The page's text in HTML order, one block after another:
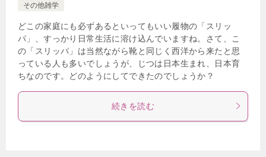
その他雑学
どこの家庭にも必ずあるといってもいい履物の「スリッ
パ」、すっかり日常生活に溶け込んでいますね。さて、こ
の「スリッパ」は当然ながら靴と同じく西洋から来たと思
っている人も多いでしょうが、じつは日本生まれ、日本育
ちなのです。どのようにしてできたのでしょうか？
続きを読む